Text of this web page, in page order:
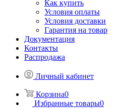
Как купить
Условия оплаты
Условия доставки
Гарантия на товар
Документация
Контакты
Распродажа
Личный кабинет
Корзина0
Избранные товары0